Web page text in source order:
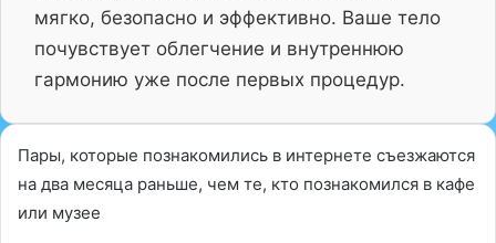
мягко, безопасно и эффективно. Ваше тело
почувствует облегчение и внутреннюю
гармонию уже после первых процедур.
Пары, которые познакомились в интернете съезжаются
на два месяца раньше, чем те, кто познакомился в кафе
или музее